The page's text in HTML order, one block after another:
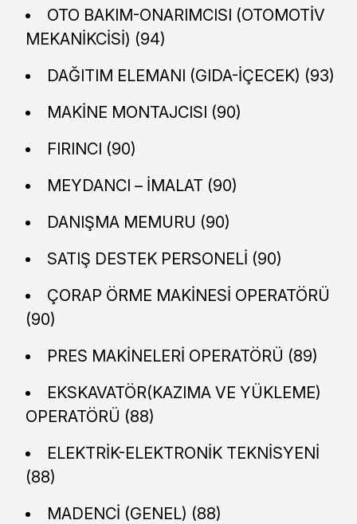
OTO BAKIM-ONARIMCISI (OTOMOTİV
MEKANİKCİSİ) (94)
DAĞITIM ELEMANI (GIDA-İÇECEK) (93)
MAKİNE MONTAJCISI (90)
FIRINCI (90)
MEYDANCI – İMALAT (90)
DANIŞMA MEMURU (90)
SATIŞ DESTEK PERSONELİ (90)
ÇORAP ÖRME MAKİNESİ OPERATÖRÜ
(90)
PRES MAKİNELERİ OPERATÖRÜ (89)
EKSKAVATÖR(KAZIMA VE YÜKLEME)
OPERATÖRÜ (88)
ELEKTRİK-ELEKTRONİK TEKNİSYENİ
(88)
MADENCİ (GENEL) (88)